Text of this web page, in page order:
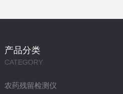
产品分类
CATEGORY
农药残留检测仪